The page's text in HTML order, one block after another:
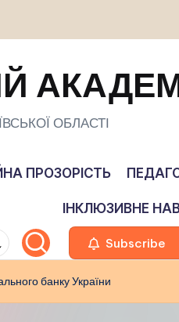
ОБЛАСТІ
ПРОЗОРІСТЬ
ІНКЛЮЗИВНЕ
Subscribe
банку України